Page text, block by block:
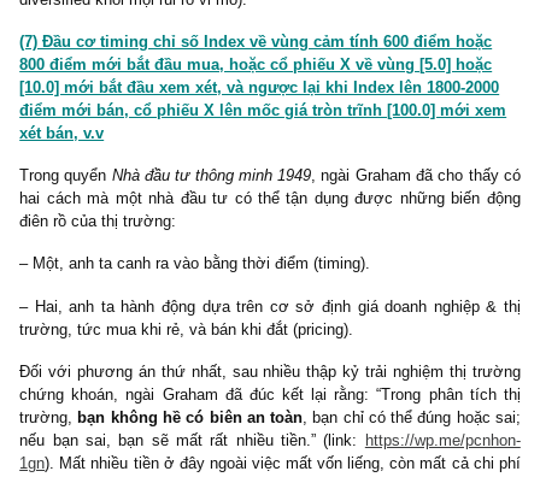
– Bảo hiểm không cần đầu tư capex để tăng trưởng, trái
các nhóm luôn luôn nặng tài sản cố định (capital-intensive) như
sắt, vận tải, thép, điện lực, v.v
– Tiềm năng dân số & tăng trưởng thu nhập của Việt Nam
thập kỷ tới vẫn còn rất lớn.
– Những công ty bảo hiểm quản lý chi phí bồi thường, hoa
giới và quản lý doanh nghiệp tốt vẫn sẽ đem lại mức ROE
đều đặn cho các cổ đông trung thành.
– Hơn thế nữa, nếu họ khá bằng một phần nhỏ như Buffett đã
Berkshire Hathaway, các cổ đông còn được hưởng lợi kép từ